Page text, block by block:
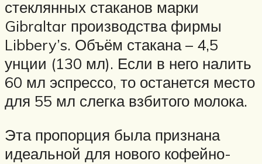
стеклянных стаканов марки
Gibraltar производства фирмы
Libbery’s. Объём стакана – 4,5
унции (130 мл). Если в него налить
60 мл эспрессо, то останется место
для 55 мл слегка взбитого молока.
Эта пропорция была признана
идеальной для нового кофейно-